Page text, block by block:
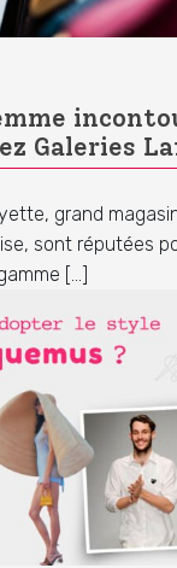
Galeries
grand
sont réputées
[…]